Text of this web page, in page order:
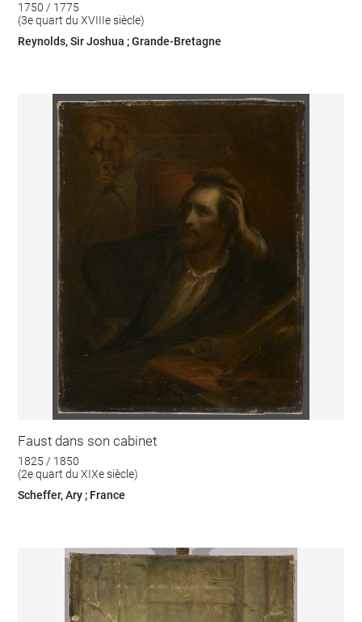
1750 / 1775
(3e quart du XVIIIe siècle)
Reynolds, Sir Joshua ; Grande-Bretagne
Faust dans son cabinet
1825 / 1850
(2e quart du XIXe siècle)
Scheffer, Ary ; France